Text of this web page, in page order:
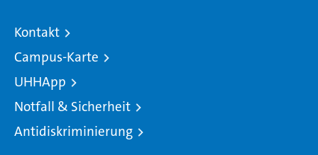
Kontakt
Campus-Karte
UHHApp
Notfall & Sicherheit
Antidiskriminierung